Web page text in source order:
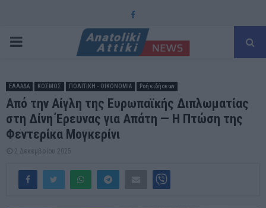
Facebook
PRIMARY
ΕΛΛΑΔΑ ΚΟΣΜΟΣ ΠΟΛΙΤΙΚΗ - ΟΙΚΟΝΟΜΙΑ Ροή ειδήσεων
Από την Αίγλη της Ευρωπαϊκής Διπλωματίας
στη Δίνη Έρευνας για Απάτη — Η Πτώση της
Φεντερίκα Μογκερίνι
2 Δεκεμβρίου 2025